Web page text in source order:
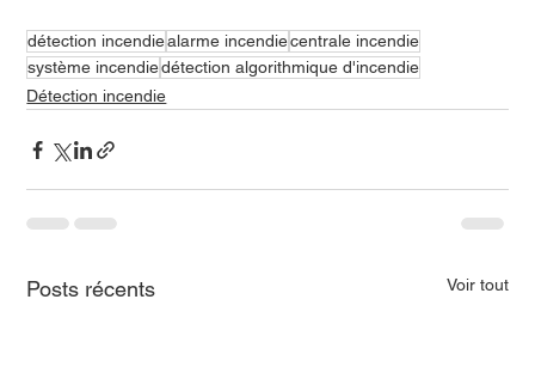
détection incendiealarme incendiecentrale incendie
système incendiedétection algorithmique d'incendie
Détection incendie
Posts récents Voir tout